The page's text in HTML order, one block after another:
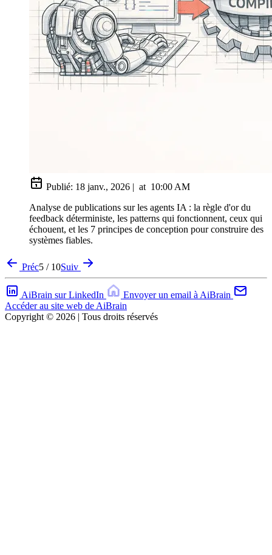
Publié: 18 janv., 2026 | at 10:00 AM
Analyse de publications sur les agents IA : la règle d'or du
feedback déterministe, les patterns qui fonctionnent, ceux qui
échouent, et les 7 principes de conception pour construire des
systèmes fiables.
Préc5 / 10Suiv
AiBrain sur LinkedIn
Envoyer un email à AiBrain
Accéder au site web de AiBrain
Copyright © 2026 | Tous droits réservés